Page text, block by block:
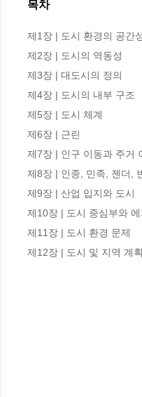
목차
제1장 | 도시 환경의 공간
제2장 | 도시의 역동성
제3장 | 대도시의 정의
제4장 | 도시의 내부 구조
제5장 | 도시 체계
제6장 | 근린
제7장 | 인구 이동과 주거
제8장 | 인종, 민족, 젠더,
제9장 | 산업 입지와 도시
제10장 | 도시 중심부와
제11장 | 도시 환경 문제
제12장 | 도시 및 지역 계획